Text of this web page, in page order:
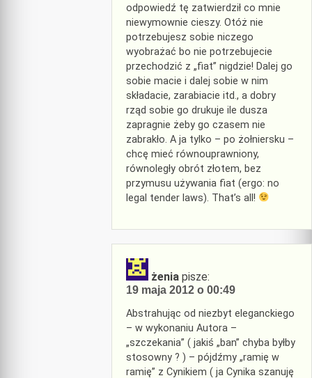
odpowiedź tę zatwierdził co mnie
niewymownie cieszy. Otóż nie
potrzebujesz sobie niczego
wyobrażać bo nie potrzebujecie
przechodzić z „fiat” nigdzie! Dalej go
sobie macie i dalej sobie w nim
składacie, zarabiacie itd., a dobry
rząd sobie go drukuje ile dusza
zapragnie żeby go czasem nie
zabrakło. A ja tylko – po żołniersku –
chcę mieć równouprawniony,
równoległy obrót złotem, bez
przymusu używania fiat (ergo: no
legal tender laws). That’s all!
żenia pisze:
19 maja 2012 o 00:49
Abstrahując od niezbyt eleganckiego
– w wykonaniu Autora –
„szczekania” ( jakiś „ban” chyba byłby
stosowny ? ) – pójdźmy „ramię w
ramię” z Cynikiem ( ja Cynika szanuję